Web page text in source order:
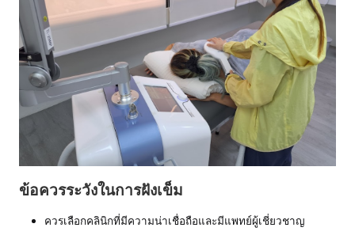
ข้อควรระวังในการฝังเข็ม
ควรเลือกคลินิกที่มีความน่าเชื่อถือและมีแพทย์ผู้เชี่ยวชาญ